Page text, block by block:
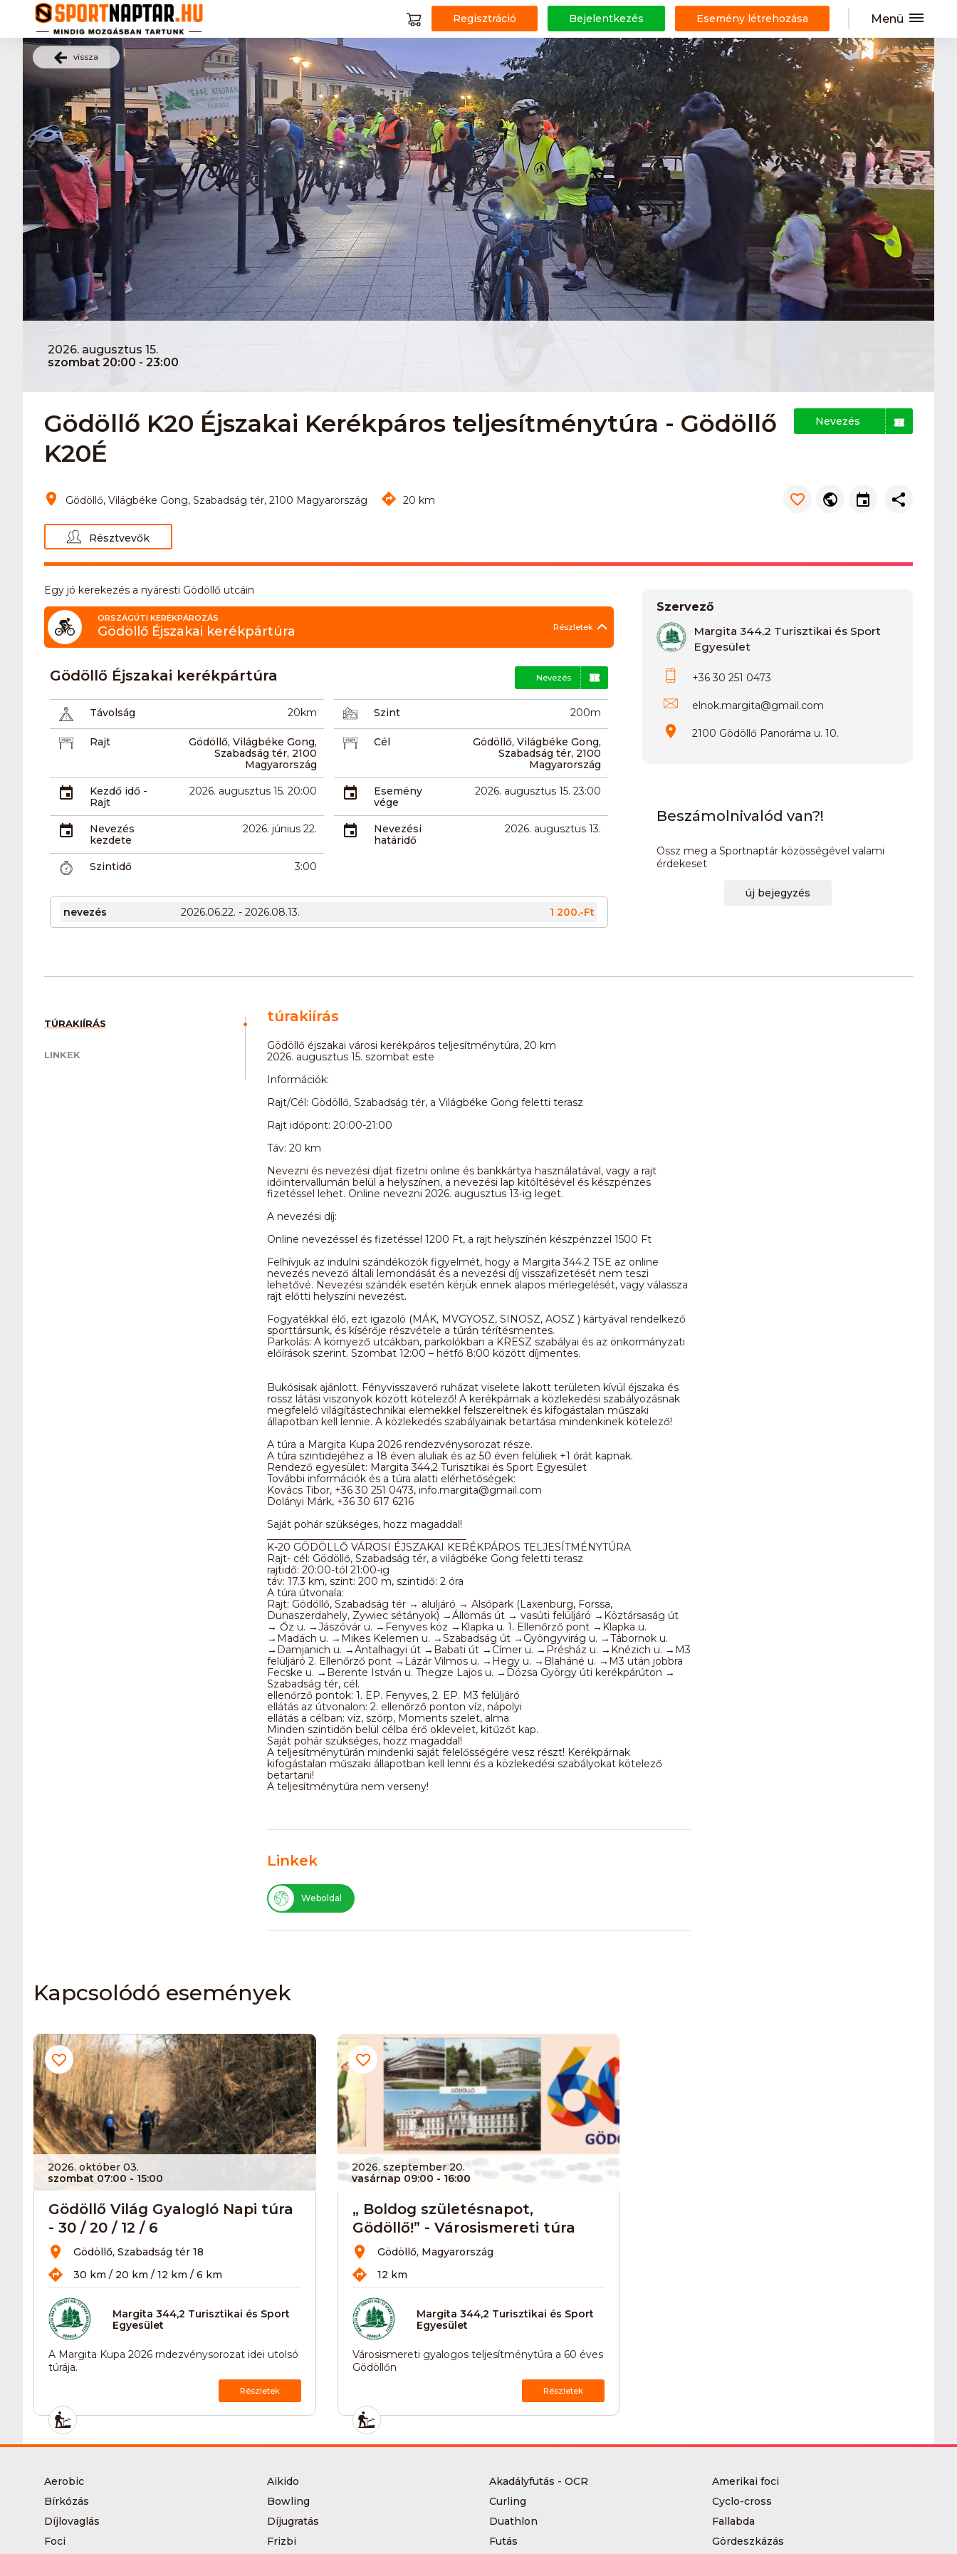
Regisztráció Bejelentkezés Esemény létrehozása Menü
vissza
2026. augusztus 15.
szombat 20:00 - 23:00
Nevezés
Gödöllő K20 Éjszakai Kerékpáros teljesítménytúra - Gödöllő
K20É
Gödöllő, Világbéke Gong, Szabadság tér, 2100 Magyarország 20 km
Résztvevők
Egy jó kerekezés a nyáresti Gödöllő utcáin
ORSZÁGÚTI KERÉKPÁROZÁS
Gödöllő Éjszakai kerékpártúra Részletek
Nevezés
Gödöllő Éjszakai kerékpártúra
Távolság 20km Szint 200m
Rajt
Gödöllő, Világbéke Gong,
Szabadság tér, 2100
Magyarország
Cél
Gödöllő, Világbéke Gong,
Szabadság tér, 2100
Magyarország
Kezdő idő -
Rajt
2026. augusztus 15. 20:00
Esemény
vége
2026. augusztus 15. 23:00
Nevezés
kezdete
2026. június 22.
Nevezési
határidő
2026. augusztus 13.
Szintidő 3:00
nevezés 2026.06.22. - 2026.08.13. 1 200.-Ft
Szervező
Margita 344,2 Turisztikai és Sport
Egyesület
+36 30 251 0473
elnok.margita@gmail.com
2100 Gödöllő Panoráma u. 10.
Beszámolnivalód van?!
Ossz meg a Sportnaptár közösségével valami
érdekeset
új bejegyzés
TÚRAKIÍRÁS
LINKEK
túrakiírás
Gödöllő éjszakai városi kerékpáros teljesítménytúra, 20 km
2026. augusztus 15. szombat este
Információk:
Rajt/Cél: Gödöllő, Szabadság tér, a Világbéke Gong feletti terasz
Rajt időpont: 20:00-21:00
Táv: 20 km
Nevezni és nevezési díjat fizetni online és bankkártya használatával, vagy a rajt
időintervallumán belül a helyszínen, a nevezési lap kitöltésével és készpénzes
fizetéssel lehet. Online nevezni 2026. augusztus 13-ig leget.
A nevezési díj:
Online nevezéssel és fizetéssel 1200 Ft, a rajt helyszínén készpénzzel 1500 Ft
Felhívjuk az indulni szándékozók figyelmét, hogy a Margita 344.2 TSE az online
nevezés nevező általi lemondását és a nevezési díj visszafizetését nem teszi
lehetővé. Nevezési szándék esetén kérjük ennek alapos mérlegelését, vagy válassza
rajt előtti helyszíni nevezést.
Fogyatékkal élő, ezt igazoló (MÁK, MVGYOSZ, SINOSZ, AOSZ ) kártyával rendelkező
sporttársunk, és kísérője részvétele a túrán térítésmentes.
Parkolás: A környező utcákban, parkolókban a KRESZ szabályai és az önkormányzati
előírások szerint. Szombat 12:00 – hétfő 8:00 között díjmentes.
Bukósisak ajánlott. Fényvisszaverő ruházat viselete lakott területen kívül éjszaka és
rossz látási viszonyok között kötelező! A kerékpárnak a közlekedési szabályozásnak
megfelelő világítástechnikai elemekkel felszereltnek és kifogástalan műszaki
állapotban kell lennie. A közlekedés szabályainak betartása mindenkinek kötelező!
A túra a Margita Kupa 2026 rendezvénysorozat része.
A túra szintidejéhez a 18 éven aluliak és az 50 éven felüliek +1 órát kapnak.
Rendező egyesület: Margita 344,2 Turisztikai és Sport Egyesület
További információk és a túra alatti elérhetőségek:
Kovács Tibor, +36 30 251 0473, info.margita@gmail.com
Dolányi Márk, +36 30 617 6216
Saját pohár szükséges, hozz magaddal!
K-20 GÖDÖLLŐ VÁROSI ÉJSZAKAI KERÉKPÁROS TELJESÍTMÉNYTÚRA
Rajt- cél: Gödöllő, Szabadság tér, a világbéke Gong feletti terasz
rajtidő: 20:00-tól 21:00-ig
táv: 17.3 km, szint: 200 m, szintidő: 2 óra
A túra útvonala:
Rajt: Gödöllő, Szabadság tér → aluljáró → Alsópark (Laxenburg, Forssa,
Dunaszerdahely, Zywiec sétányok) →Állomás út → vasúti felüljáró →Köztársaság út
→ Őz u. →Jászóvár u. →Fenyves köz →Klapka u. 1. Ellenőrző pont →Klapka u.
→Madách u. →Mikes Kelemen u. →Szabadság út →Gyöngyvirág u. →Tábornok u.
→Damjanich u. →Antalhagyi út →Babati út →Címer u. →Présház u. →Knézich u. →M3
felüljáró 2. Ellenőrző pont →Lázár Vilmos u. →Hegy u. →Blaháné u. →M3 után jobbra
Fecske u. →Berente István u. Thegze Lajos u. →Dózsa György úti kerékpárúton →
Szabadság tér, cél.
ellenőrző pontok: 1. EP. Fenyves, 2. EP. M3 felüljáró
ellátás az útvonalon: 2. ellenőrző ponton víz, nápolyi
ellátás a célban: víz, szörp, Moments szelet, alma
Minden szintidőn belül célba érő oklevelet, kitűzőt kap.
Saját pohár szükséges, hozz magaddal!
A teljesítménytúrán mindenki saját felelősségére vesz részt! Kerékpárnak
kifogástalan műszaki állapotban kell lenni és a közlekedési szabályokat kötelező
betartani!
A teljesítménytúra nem verseny!
Linkek
Weboldal
Kapcsolódó események
2026. október 03.
szombat 07:00 - 15:00
Gödöllő Világ Gyalogló Napi túra
- 30 / 20 / 12 / 6
Gödöllő, Szabadság tér 18
30 km / 20 km / 12 km / 6 km
Margita 344,2 Turisztikai és Sport
Egyesület
A Margita Kupa 2026 rndezvénysorozat idei utolsó
túrája.
Részletek
2026. szeptember 20.
vasárnap 09:00 - 16:00
„ Boldog születésnapot,
Gödöllő!” - Városismereti túra
Gödöllő, Magyarország
12 km
Margita 344,2 Turisztikai és Sport
Egyesület
Városismereti gyalogos teljesítménytúra a 60 éves
Gödöllőn
Részletek
Aerobic Aikido Akadályfutás - OCR
Amerikai foci
Bírkózás
Bowling Curling
Cyclo-cross
Díjlovaglás
Díjugratás Duathlon
Fallabda
Foci
Frizbi Futás Gördeszkázás